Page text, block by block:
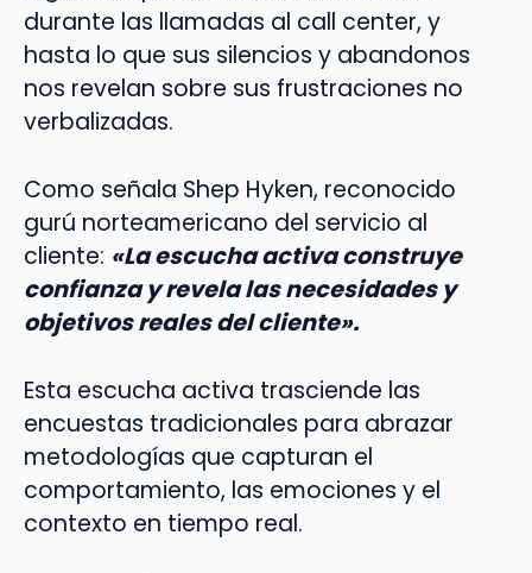
durante las llamadas al call center, y
hasta lo que sus silencios y abandonos
nos revelan sobre sus frustraciones no
verbalizadas.
Como señala Shep Hyken, reconocido
gurú norteamericano del servicio al
cliente: «La escucha activa construye
confianza y revela las necesidades y
objetivos reales del cliente».
Esta escucha activa trasciende las
encuestas tradicionales para abrazar
metodologías que capturan el
comportamiento, las emociones y el
contexto en tiempo real.